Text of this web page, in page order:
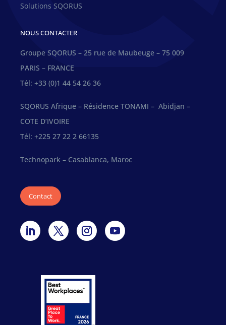
Solutions SQORUS
NOUS CONTACTER
Groupe SQORUS – 25 rue de Maubeuge – 75 009
PARIS – FRANCE
Tél: +33 (0)1 44 54 26 36
SQORUS Afrique – Résidence TONAMI – Abidjan –
COTE D’IVOIRE
Tél: +225 27 22 2 66135
Technopark – Casablanca, Maroc
Contact